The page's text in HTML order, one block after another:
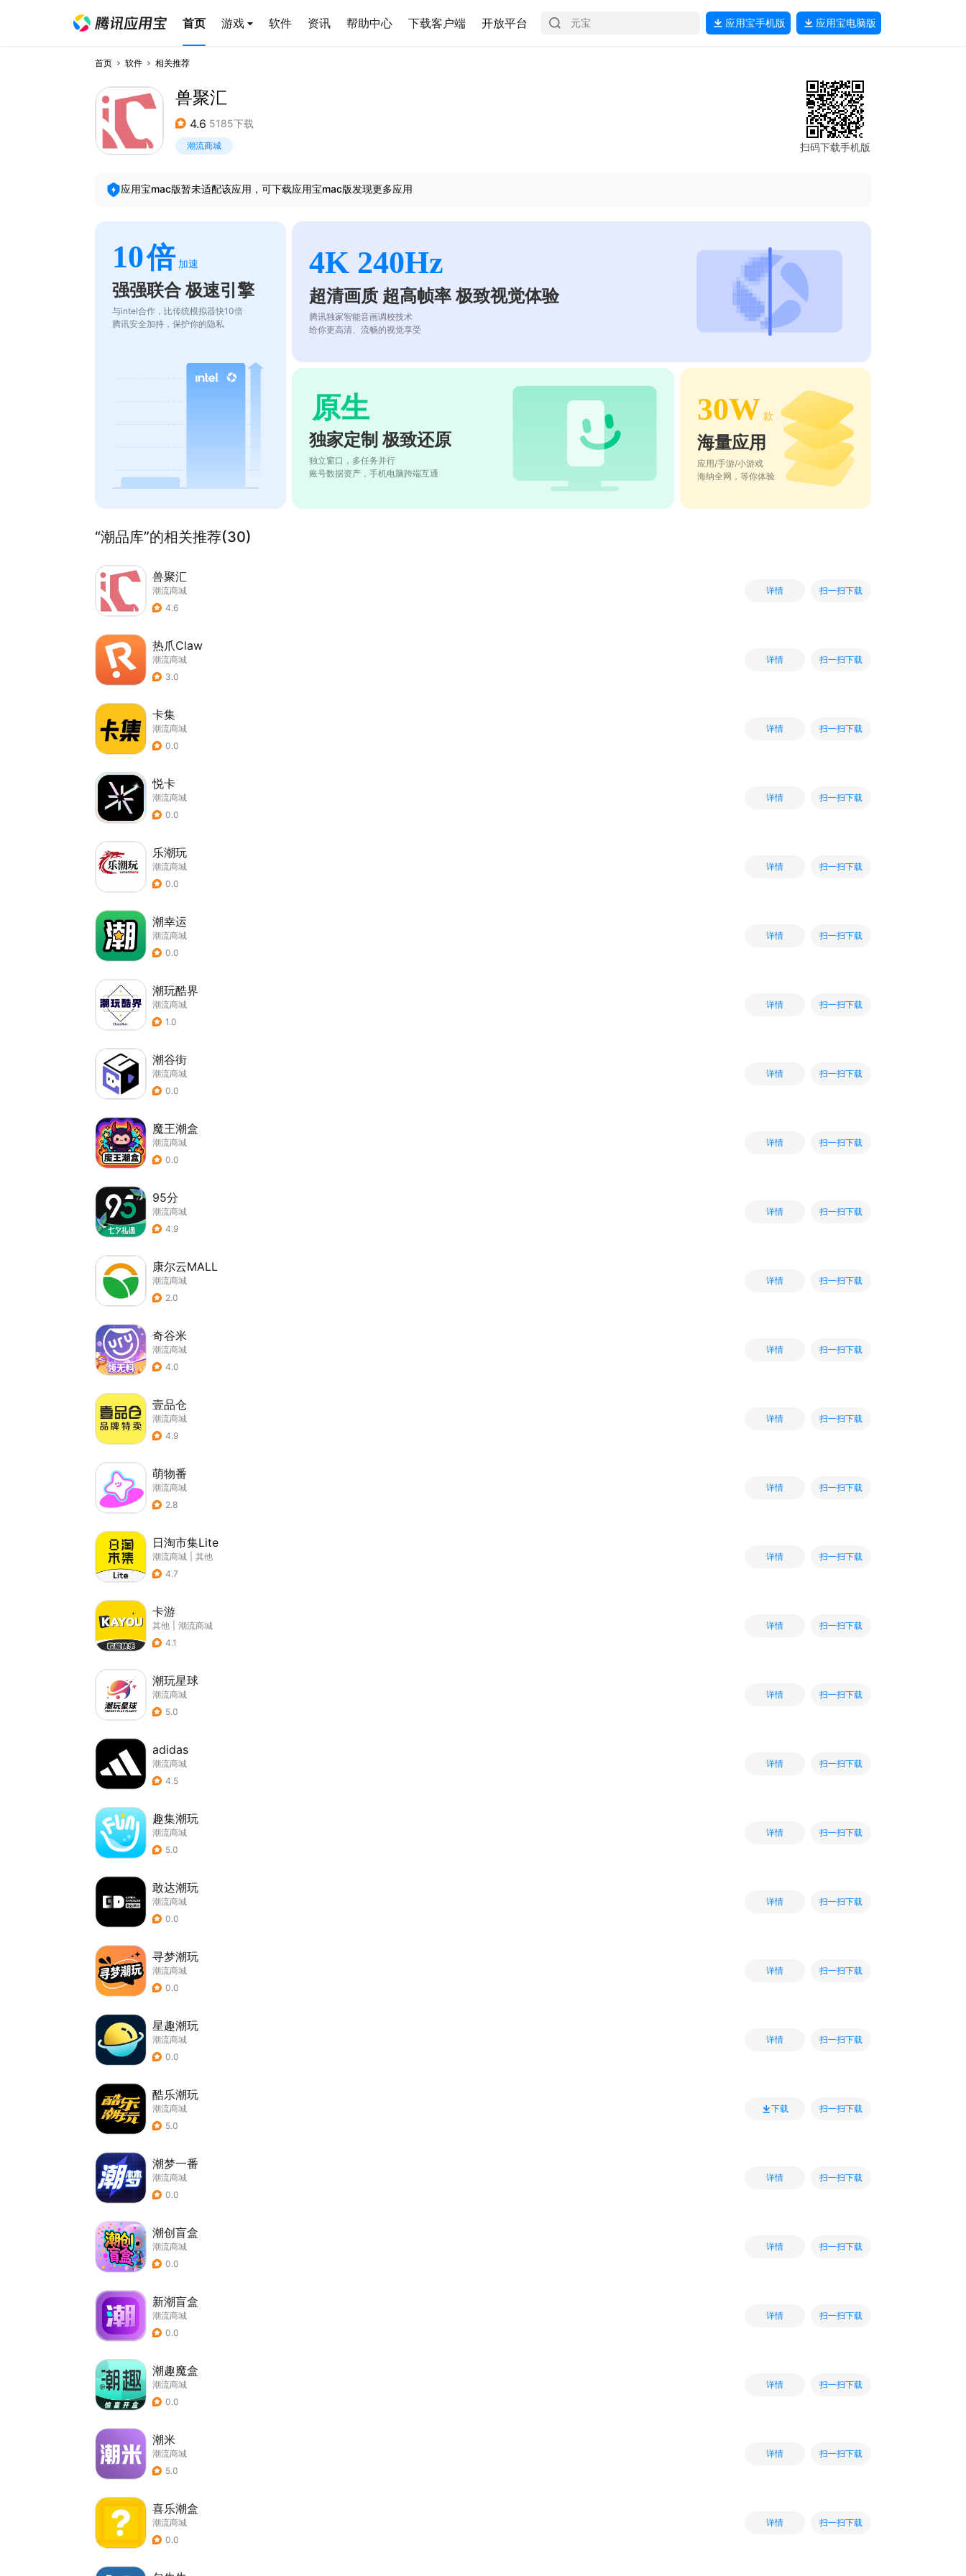
首页 游戏 软件 资讯 帮助中心 下载客户端 开放平台 应用宝手机版 应用宝电脑版
首页 软件 相关推荐
兽聚汇
4.6 5185下载
潮流商城 扫码下载手机版
应用宝mac版暂未适配该应用，可下载应用宝mac版发现更多应用
10倍 加速
强强联合 极速引擎
与intel合作，比传统模拟器快10倍
腾讯安全加持，保护你的隐私
4K 240Hz
超清画质 超高帧率 极致视觉体验
腾讯独家智能音画调校技术
给你更高清、流畅的视觉享受
原生
独家定制 极致还原
独立窗口，多任务并行
账号数据资产，手机电脑跨端互通
30W 款
海量应用
应用/手游/小游戏
海纳全网，等你体验
“潮品库”的相关推荐(30)
兽聚汇
潮流商城
4.6
详情 扫一扫下载
热爪Claw
潮流商城
3.0
详情 扫一扫下载
卡集
潮流商城
0.0
详情 扫一扫下载
悦卡
潮流商城
0.0
详情 扫一扫下载
乐潮玩
潮流商城
0.0
详情 扫一扫下载
潮幸运
潮流商城
0.0
详情 扫一扫下载
潮玩酷界
潮流商城
1.0
详情 扫一扫下载
潮谷街
潮流商城
0.0
详情 扫一扫下载
魔王潮盒
潮流商城
0.0
详情 扫一扫下载
95分
潮流商城
4.9
详情 扫一扫下载
康尔云MALL
潮流商城
2.0
详情 扫一扫下载
奇谷米
潮流商城
4.0
详情 扫一扫下载
壹品仓
潮流商城
4.9
详情 扫一扫下载
萌物番
潮流商城
2.8
详情 扫一扫下载
日淘市集Lite
潮流商城
其他
4.7
详情 扫一扫下载
卡游
其他
潮流商城
4.1
详情 扫一扫下载
潮玩星球
潮流商城
5.0
详情 扫一扫下载
adidas
潮流商城
4.5
详情 扫一扫下载
趣集潮玩
潮流商城
5.0
详情 扫一扫下载
敢达潮玩
潮流商城
0.0
详情 扫一扫下载
寻梦潮玩
潮流商城
0.0
详情 扫一扫下载
星趣潮玩
潮流商城
0.0
详情 扫一扫下载
酷乐潮玩
潮流商城
5.0
下载 扫一扫下载
潮梦一番
潮流商城
0.0
详情 扫一扫下载
潮创盲盒
潮流商城
0.0
详情 扫一扫下载
新潮盲盒
潮流商城
0.0
详情 扫一扫下载
潮趣魔盒
潮流商城
0.0
详情 扫一扫下载
潮米
潮流商城
5.0
详情 扫一扫下载
喜乐潮盒
潮流商城
0.0
详情 扫一扫下载